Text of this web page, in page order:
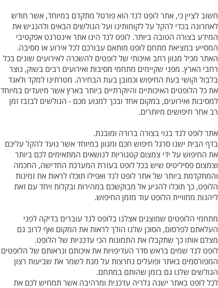
חשוב לציין כי, אתר לופט לנד הוא פורטל מתקדם במיוחד, אשר חודש
לאחרונה בכדי להקל על לקוחותינו ועל הגולשים הבאים ולהנגיש את
המידע בצורה הטובה ביותר. לופט לנד הינו אתר אינטרנט אפקטיבי
המסייע במציאת מתחם לופט מותאם עבורכם לכל אירוע או מסיבה.
האתר מכיל מגוון רחב ואיכותי של לופטים להשכרה לאירועים שונים בכל
רחבי הארץ. מפני שקיימים מתחמי מסיבות ואירועים רבים בשוק, נוצר
בלבול וקושי בעת החיפוש וכמובן בעת הבחירה. מטרתינו למקד ולאגד
את כל הלופטים האיכותיים והיוקרתיים ביותר בארץ אשר מיועדים במיוחד
למסיבות ואירועים, במקום אחד ובכך למנוע מכם - הגולשים לבזבז זמן
רב אחר חיפושים מיותרים.
אתרלופט לנדבנוי בצורה ברורה ומובנת.
בדף הבית ישנו סרגל חיפוש חכם ומגוון במיוחד אשר נועד להקל עליכם
את החיפוש על ידי צמצום קטגוריות לנושאים המתאימים לכם ביותר
וצמצום פסיליטיס שיש בכל לופט בעזרת המערכת החדישה, החכמה
והמתקדמת ביותר של אתר לופט לנד ואפילו תוכלו לראות את זמינות
הלופט, כך תוכלו להגיע אל מבוקשכם במהירות ובקלות ויחד עם זאת
ליהנות מחוויית הלופט עוד מזמן החיפוש.
מתחמי הלופטים שמוצגים אצלנו בלופט לנד עוברים בדיקה לפני
העלאתם לפרסום, הסוכן שלנו הולך לראות את המקום ואף לרוב גם
מצלם אותו כך שתקבלו את התמונות הכי עדכניות של הלופט.
לופט לנד שמים בראש סדר העדיפויות את איכותם ונראותם של הלופטים
המפורסמים באתר ופועלים נחרצות על מנת לשמר את שביעות רצון
הגולשים שלנו גם בזמן שהותם במתחם.
לכל לופט באתר ישנה גלריה עדכנית ומרהיבה אשר תמחיש לכם את